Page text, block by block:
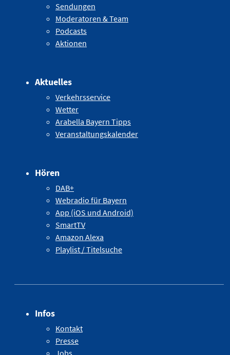
Sendungen
Moderatoren & Team
Podcasts
Aktionen
Aktuelles
Verkehrsservice
Wetter
Arabella Bayern Tipps
Veranstaltungskalender
Hören
DAB+
Webradio für Bayern
App (iOS und Android)
SmartTV
Amazon Alexa
Playlist / Titelsuche
Infos
Kontakt
Presse
Jobs